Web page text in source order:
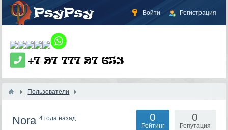
Войти Регистрация
Пользователи
Nora4 года назад 0
Репутация
0
Рейтинг